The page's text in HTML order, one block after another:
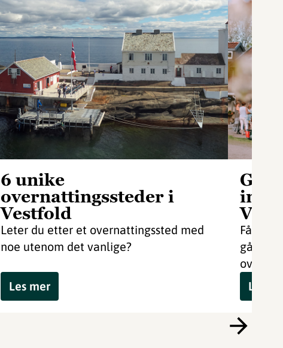
6 unike
overnattingssteder i
Vestfold
Leter du etter et overnattingssted med
noe utenom det vanlige?
Les mer
Få
Les